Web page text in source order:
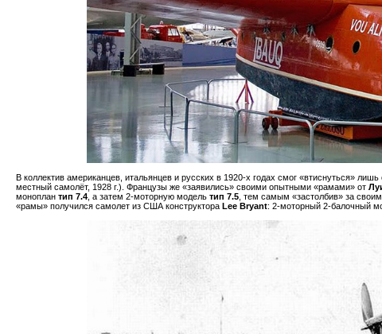
В коллектив американцев, итальянцев и русских в 1920-х годах смог «втиснуться»
местный самолёт, 1928 г.). Французы же «заявились» своими опытными «рамами» от
моноплантип 7.4 , а затем 2-моторную модельтип 7.5 , тем самым «застолбив» за
«рамы» получился самолет из США конструктора Lee Bryant: 2-моторный 2-балочный